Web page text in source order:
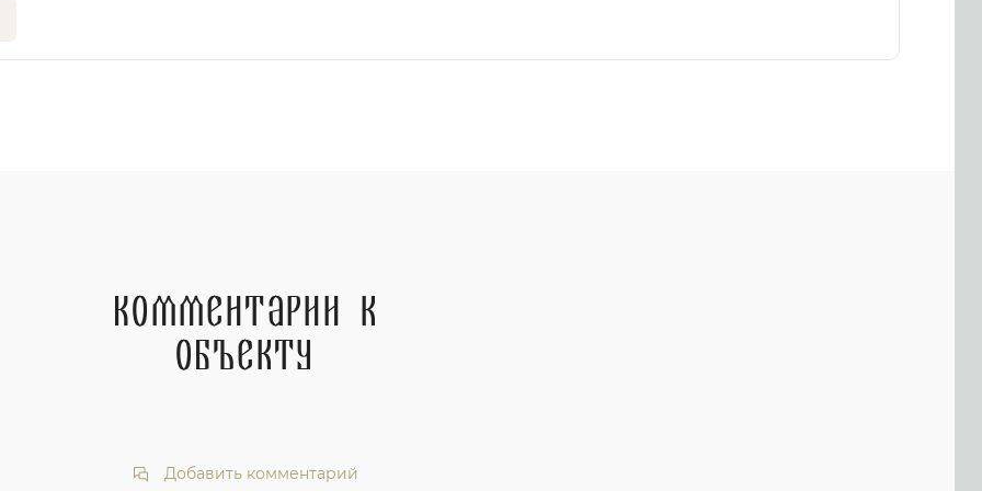
Комментарии к
объекту
Добавить комментарий